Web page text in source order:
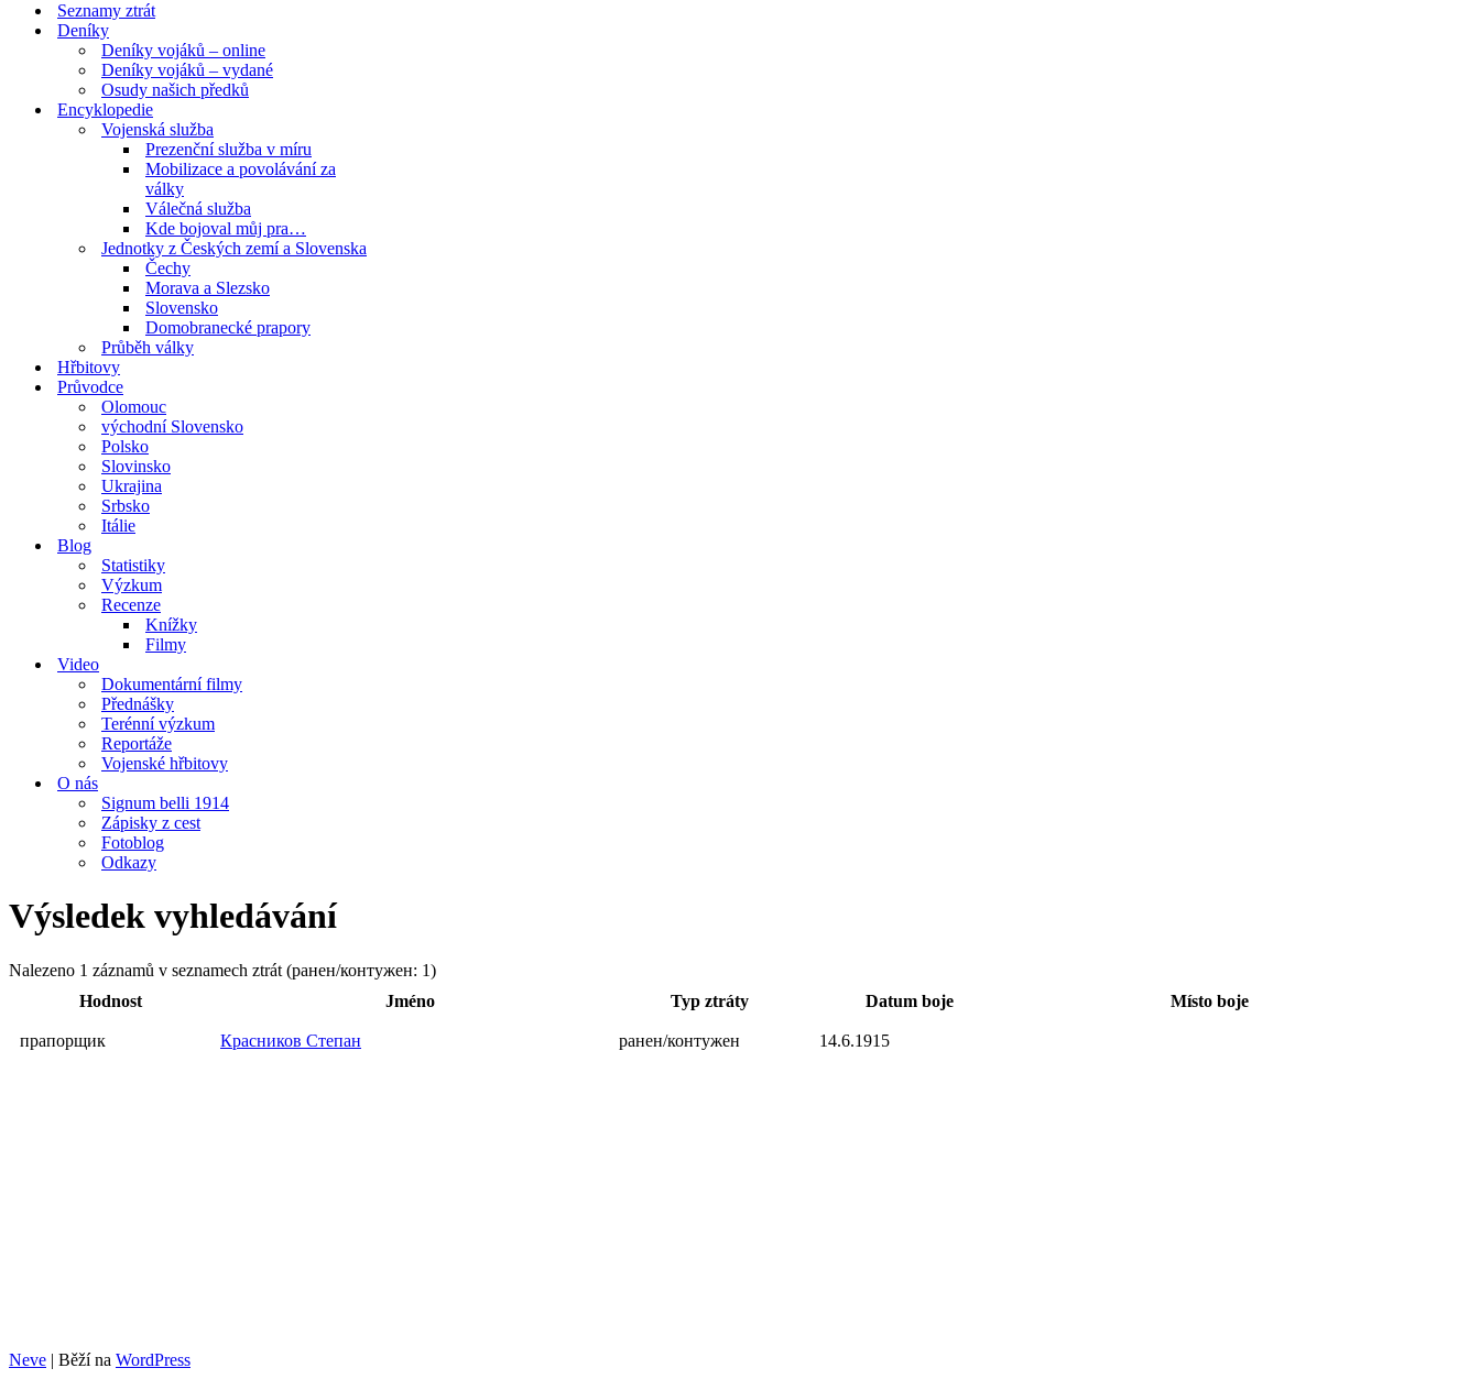
Seznamy ztrát
Deníky
Deníky vojáků – online
Deníky vojáků – vydané
Osudy našich předků
Encyklopedie
Vojenská služba
Prezenční služba v míru
Mobilizace a povolávání za
války
Válečná služba
Kde bojoval můj pra…
Jednotky z Českých zemí a Slovenska
Čechy
Morava a Slezsko
Slovensko
Domobranecké prapory
Průběh války
Hřbitovy
Průvodce
Olomouc
východní Slovensko
Polsko
Slovinsko
Ukrajina
Srbsko
Itálie
Blog
Statistiky
Výzkum
Recenze
Knížky
Filmy
Video
Dokumentární filmy
Přednášky
Terénní výzkum
Reportáže
Vojenské hřbitovy
O nás
Signum belli 1914
Zápisky z cest
Fotoblog
Odkazy
Výsledek vyhledávání
Nalezeno 1 záznamů v seznamech ztrát (ранен/контужен: 1)
Hodnost
Jméno Typ ztráty Datum boje Místo boje
прапорщик Красников Степан ранен/контужен 14.6.1915
Neve | Běží na WordPress